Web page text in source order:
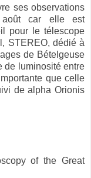
ses observations
car elle est
pour le télescope
STEREO, dédié à
de Bételgeuse
de luminosité entre
que celle
de alpha Orionis
of the Great